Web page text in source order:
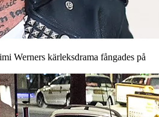
Werners kärleksdrama fångades på